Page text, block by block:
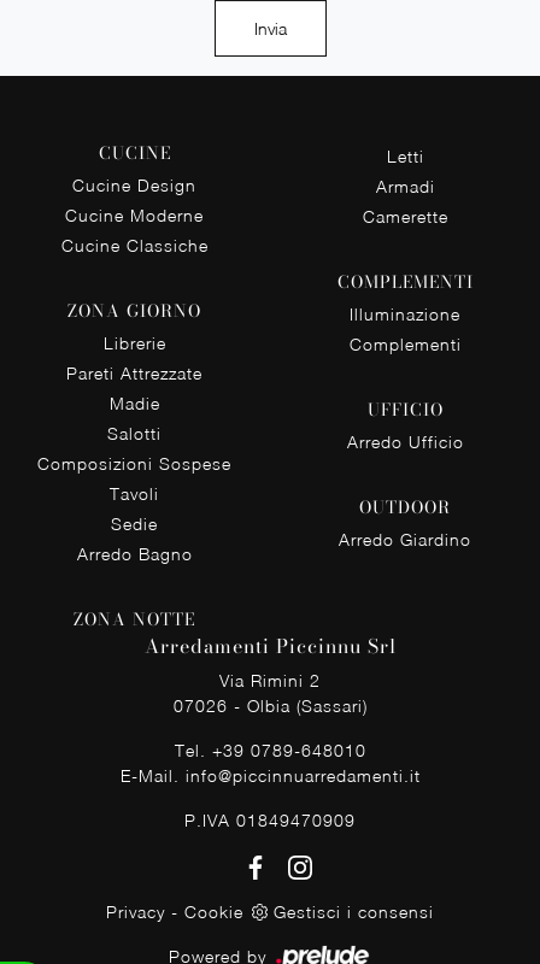
Invia
CUCINE
Cucine Design
Cucine Moderne
Cucine Classiche
ZONA GIORNO
Librerie
Pareti Attrezzate
Madie
Salotti
Composizioni Sospese
Tavoli
Sedie
Arredo Bagno
ZONA NOTTE
Letti
Armadi
Camerette
COMPLEMENTI
Illuminazione
Complementi
UFFICIO
Arredo Ufficio
OUTDOOR
Arredo Giardino
Arredamenti Piccinnu Srl
Via Rimini 2
07026 - Olbia (Sassari)
Tel. +39 0789-648010
E-Mail. info@piccinnuarredamenti.it
P.IVA 01849470909
Privacy - Cookie Gestisci i consensi
Powered by